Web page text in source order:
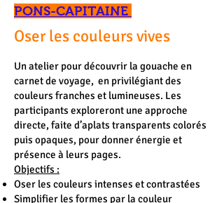
PONS-CAPITAINE
Oser les couleurs vives
Un atelier pour découvrir la gouache en
carnet de voyage, en privilégiant des
couleurs franches et lumineuses. Les
participants exploreront une approche
directe, faite d’aplats transparents colorés
puis opaques, pour donner énergie et
présence à leurs pages.
Objectifs :
Oser les couleurs intenses et contrastées
Simplifier les formes par la couleur